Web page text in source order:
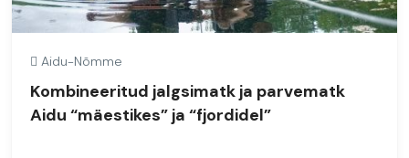
Aidu-Nõmme
Kombineeritud jalgsimatk ja parvematk
Aidu “mäestikes” ja “fjordidel”